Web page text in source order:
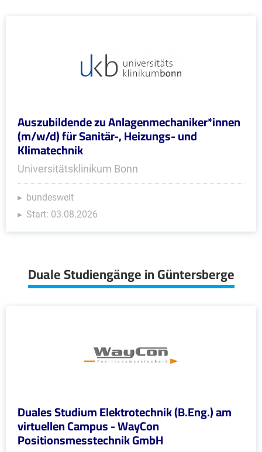
Auszubildende zu Anlagenmechaniker*innen
(m/w/d) für Sanitär-, Heizungs- und
Klimatechnik
Universitätsklinikum Bonn
bundesweit
Start: 03.08.2026
Duale Studiengänge in Güntersberge
Duales Studium Elektrotechnik (B.Eng.) am
virtuellen Campus - WayCon
Positionsmesstechnik GmbH